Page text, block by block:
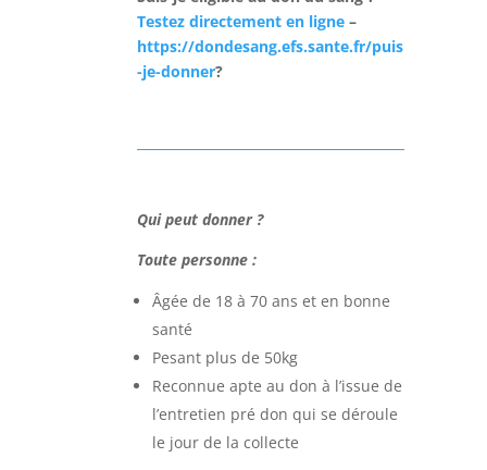
Testez directement en ligne–
https://dondesang.efs.sante.fr/puis
-je-donner?
Qui peut donner ?
Toute personne :
Âgée de 18 à 70 ans et en bonne
santé
Pesant plus de 50kg
Reconnue apte au don à l’issue de
l’entretien pré don qui se déroule
le jour de la collecte